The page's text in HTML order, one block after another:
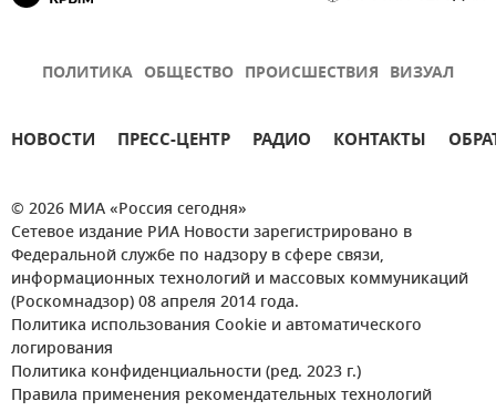
ПОЛИТИКА ОБЩЕСТВО ПРОИСШЕСТВИЯ ВИЗУАЛ
НОВОСТИ ПРЕСС-ЦЕНТР РАДИО КОНТАКТЫ
© 2026 МИА «Россия сегодня»
Сетевое издание РИА Новости зарегистрировано в
Федеральной службе по надзору в сфере связи,
информационных технологий и массовых коммуникаций
(Роскомнадзор) 08 апреля 2014 года.
Политика использования Cookie и автоматического
логирования
Политика конфиденциальности (ред. 2023 г.)
Правила применения рекомендательных технологий